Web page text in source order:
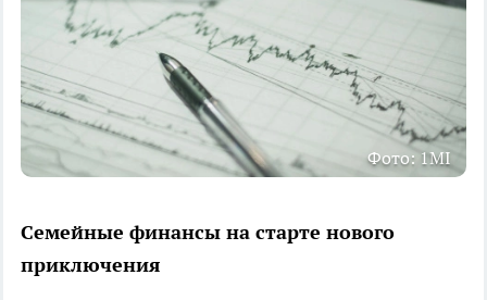
Фото: 1MI
Семейные финансы на старте нового
приключения